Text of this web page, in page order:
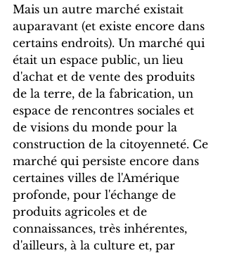
Mais un autre marché existait
auparavant (et existe encore dans
certains endroits). Un marché qui
était un espace public, un lieu
d'achat et de vente des produits
de la terre, de la fabrication, un
espace de rencontres sociales et
de visions du monde pour la
construction de la citoyenneté. Ce
marché qui persiste encore dans
certaines villes de l'Amérique
profonde, pour l'échange de
produits agricoles et de
connaissances, très inhérentes,
d'ailleurs, à la culture et, par